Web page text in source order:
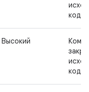
Высокий